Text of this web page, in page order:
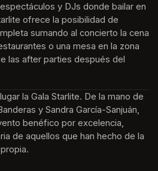
y DJs donde bailar en
ofrece la posibilidad de
sumando al concierto la cena
o una mesa en la zona
las after parties después del
la Gala Starlite. De la mano de
y Sandra García-Sanjuán,
benéfico por excelencia,
de aquellos que han hecho de la